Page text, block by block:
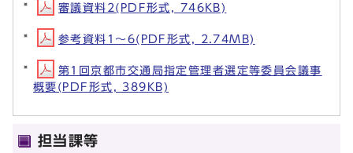
審議資料2(PDF形式, 746KB)
参考資料1～6(PDF形式, 2.74MB)
第1回京都市交通局指定管理者選定等委員会議事
概要(PDF形式, 389KB)
担当課等